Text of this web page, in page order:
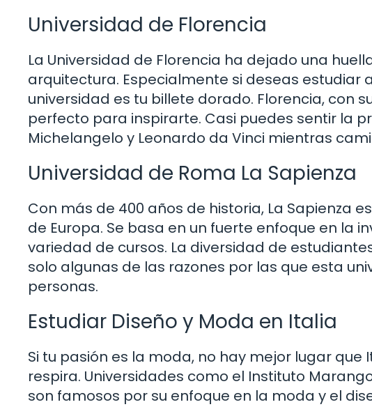
Universidad de Florencia
La Universidad de Florencia ha dejado una
arquitectura. Especialmente si deseas estudiar
universidad es tu billete dorado. Florencia, con
perfecto para inspirarte. Casi puedes sentir la
Michelangelo y Leonardo da Vinci mientras
Universidad de Roma La Sapienza
Con más de 400 años de historia, La Sapienza
de Europa. Se basa en un fuerte enfoque en la
variedad de cursos. La diversidad de
solo algunas de las razones por las que esta
personas.
Estudiar Diseño y Moda en Italia
Si tu pasión es la moda, no hay mejor lugar que
respira. Universidades como el Instituto
son famosos por su enfoque en la moda y el